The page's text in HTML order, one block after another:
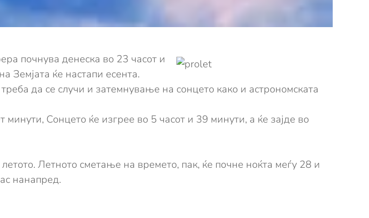
почнува денеска во 23 часот и
Земјата ќе настапи есента.
да се случи и затемнување на сонцето како и астрономската
Сонцето ќе изгрее во 5 часот и 39 минути, а ќе зајде во
Летното сметање на времето, пак, ќе почне ноќта меѓу 28 и
нанапред.